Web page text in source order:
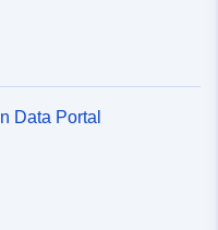
2016
2016
Data Portal